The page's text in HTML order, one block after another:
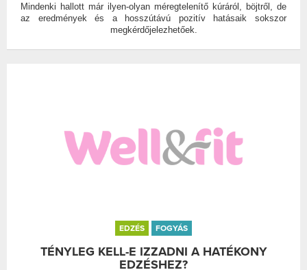
Mindenki hallott már ilyen-olyan méregtelenítő kúráról, böjtről, de
az eredmények és a hosszútávú pozitív hatásaik sokszor
megkérdőjelezhetőek.
EDZÉS FOGYÁS
TÉNYLEG KELL-E IZZADNI A HATÉKONY
EDZÉSHEZ?